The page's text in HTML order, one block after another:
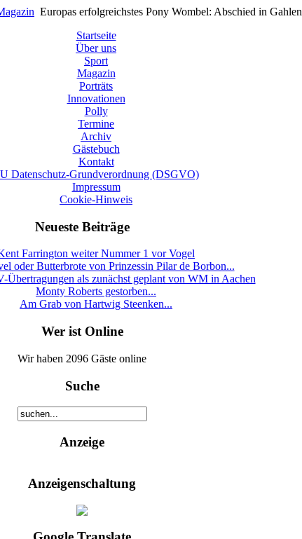
Europas erfolgreichstes Pony Wombel: Abschied in Gahlen
Startseite
Über uns
Sport
Magazin
Porträts
Innovationen
Polly
Termine
Archiv
Gästebuch
Kontakt
Datenschutz-Grundverordnung (DSGVO)
Impressum
Cookie-Hinweis
Neueste Beiträge
Farrington weiter Nummer 1 vor Vogel
oder Butterbrote von Prinzessin Pilar de Borbon...
Übertragungen als zunächst geplant von WM in Aachen
Monty Roberts gestorben...
Am Grab von Hartwig Steenken...
Wer ist Online
Wir haben 2096 Gäste online
Suche
Anzeige
Anzeigenschaltung